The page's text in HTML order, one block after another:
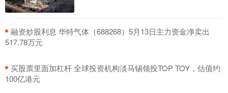
​融资炒股利息 华特气体（688268）5月13日主力资金净卖出
517.78万元
​买股票里面加杠杆 全球投资机构淡马锡领投TOP TOY，估值约
100亿港元